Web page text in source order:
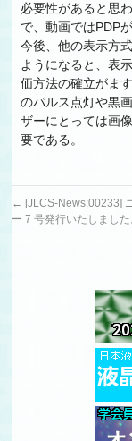
必要性があると思
で、動画ではPDP
今後、他の表示方
ようになると、表
価方法の確立がま
のパルス点灯や黒
ザーにとっては画
要である。
← [JLCS-News:00233]
ー 7 号発行いたしました